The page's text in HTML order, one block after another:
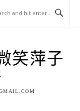
笑萍子